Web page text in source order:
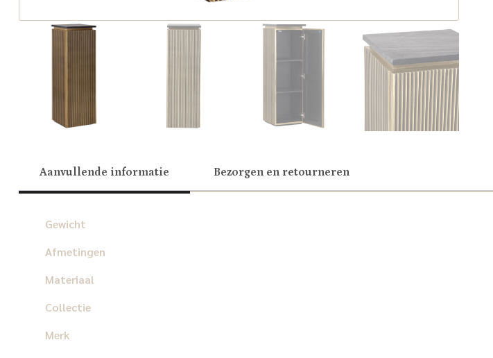
Aanvullende informatie Bezorgen en retourneren
Gewicht
Afmetingen
Materiaal
Collectie
Merk